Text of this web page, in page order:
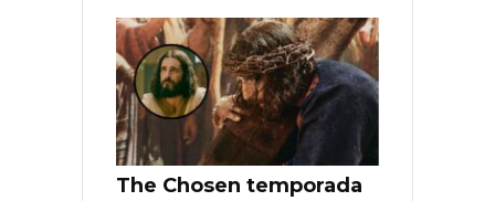
The Chosen temporada